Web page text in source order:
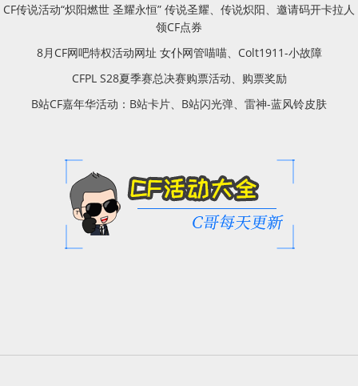
CF传说活动“炽阳燃世 圣耀永恒” 传说圣耀、传说炽阳、邀请码开卡拉人
领CF点券
8月CF网吧特权活动网址 女仆网管喵喵、Colt1911-小故障
CFPL S28夏季赛总决赛购票活动、购票奖励
B站CF嘉年华活动：B站卡片、B站闪光弹、雷神-蓝风铃皮肤